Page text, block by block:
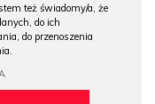
też świadomy/a, że
do ich
do przenoszenia